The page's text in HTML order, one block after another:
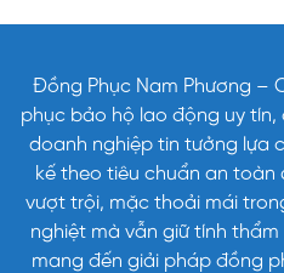
Đồng Phục Nam Phương –
phục bảo hộ lao động uy
doanh nghiệp tin tưởng lựa
kế theo tiêu chuẩn an
vượt trội, mặc thoải mái
nghiệt mà vẫn giữ tính
mang đến giải pháp đồng